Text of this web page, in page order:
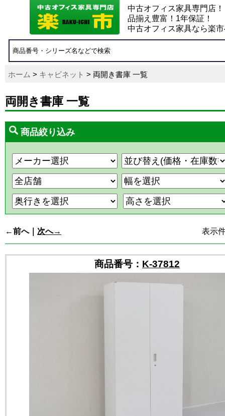
中古オフィス家具専門店！
品揃え豊富！1年保証！
中古オフィス家具なら楽
ホーム > キャビネット > 両開き書庫 一覧
両開き書庫 一覧
商品絞り込み
←前へ｜ 次へ→ 表示
商品番号： K-37812